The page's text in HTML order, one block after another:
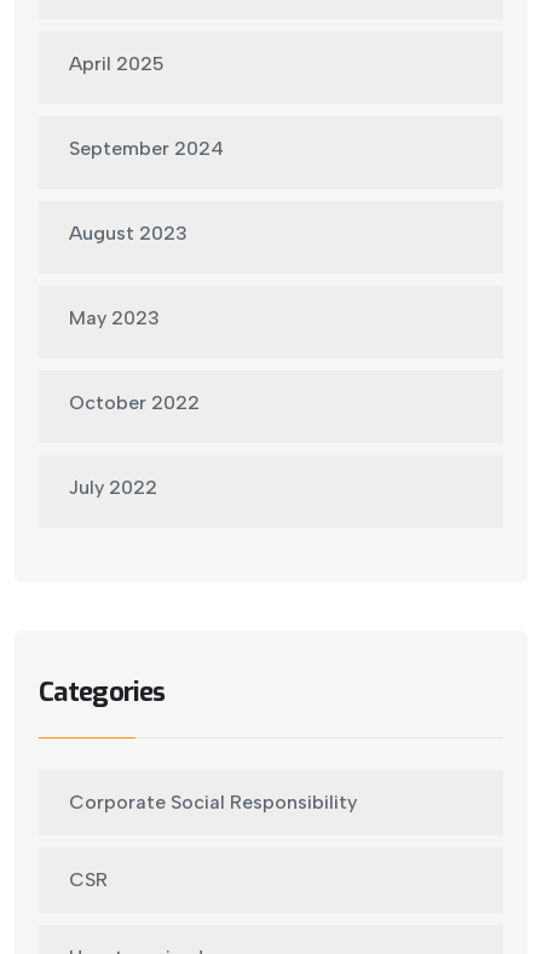
April 2025
September 2024
August 2023
May 2023
October 2022
July 2022
Categories
Corporate Social Responsibility
CSR